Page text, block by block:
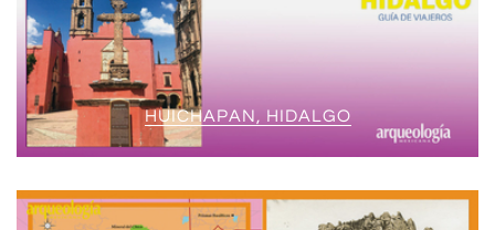
HUICHAPAN, HIDALGO